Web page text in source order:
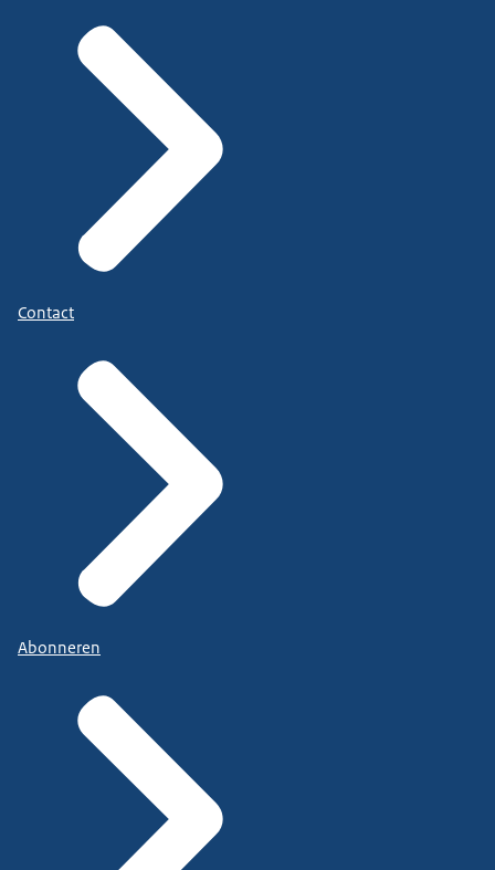
Contact
Abonneren